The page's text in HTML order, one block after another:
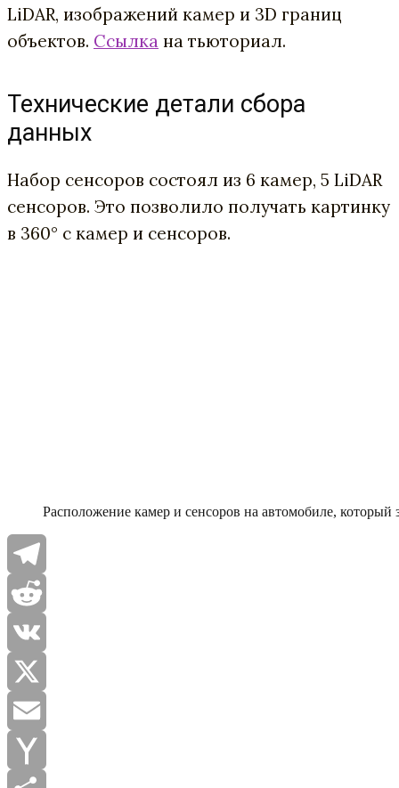
LiDAR, изображений камер и 3D границ
объектов. Ссылка на тьюториал.
Технические детали сбора
данных
Набор сенсоров состоял из 6 камер, 5 LiDAR
сенсоров. Это позволило получать картинку
в 360° с камер и сенсоров.
Расположение камер и сенсоров на автомобиле, который
Telegram
Reddit
VK
X
Email